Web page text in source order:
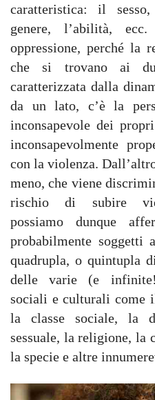
caratteristica: il
genere, l’abilità,
oppressione, perché la
che si trovano ai
caratterizzata dalla
da un lato, c’è la
inconsapevole dei
inconsapevolmente
con la violenza.
meno, che viene
rischio di subire
possiamo dunque
probabilmente
quadrupla, o quintupla
delle varie (e
sociali e culturali come
la classe sociale, la
sessuale, la religione, la
la specie e altre